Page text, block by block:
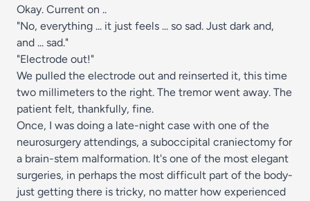
Okay. Current on ..
"No, everything ... it just feels ... so sad. Just dark and,
and ... sad."
"Electrode out!"
We pulled the electrode out and reinserted it, this time
two millimeters to the right. The tremor went away. The
patient felt, thankfully, fine.
Once, I was doing a late-night case with one of the
neurosurgery attendings, a suboccipital craniectomy for
a brain-stem malformation. It's one of the most elegant
surgeries, in perhaps the most difficult part of the body-
just getting there is tricky, no matter how experienced